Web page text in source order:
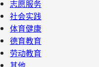
志愿服务
社会实践
体育健康
德育教育
劳动教育